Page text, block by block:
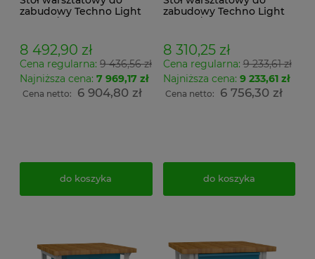
zabudowy Techno Light
perforowaną na narzędzia
8 492,90 zł
Cena regularna: 9 436,56 zł
Najniższa cena: 7 969,17 zł
Cena netto: 6 904,80 zł
do koszyka
zabudowy Techno Light
perforowaną na narzędzia
8 310,25 zł
Cena regularna:9 233,61 zł
Najniższa cena: 9 233,61 zł
Cena netto: 6 756,30 zł
do koszyka